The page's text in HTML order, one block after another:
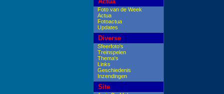
Foto van de Week
Actua
Fotoactua
Updates
Diverse
Sfeerfoto's
Treinspelen
Thema's
Links
Geschiedenis
Inzendingen
Site